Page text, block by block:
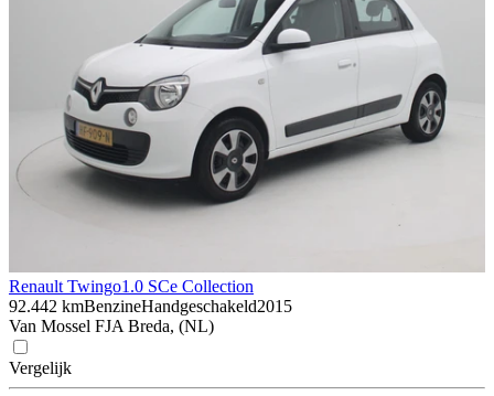
Renault Twingo1.0 SCe Collection
92.442 kmBenzineHandgeschakeld2015
Van Mossel FJA Breda, (NL)
Vergelijk